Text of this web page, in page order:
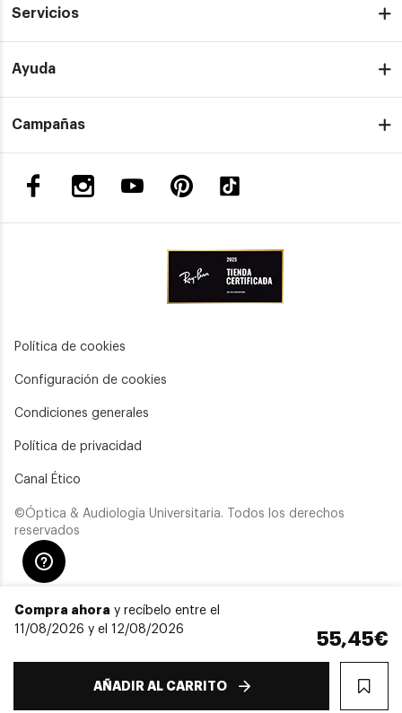
Compra ahora y recíbelo entre el
11/08/2026 y el 12/08/2026
55,45€
AÑADIR AL CARRITO
Servicios
Ayuda
Campañas
Política de cookies
Configuración de cookies
Condiciones generales
Política de privacidad
Canal Ético
©Óptica & Audiología Universitaria. Todos los derechos
reservados